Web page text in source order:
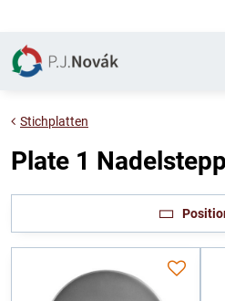
Stichplatten
Plate 1